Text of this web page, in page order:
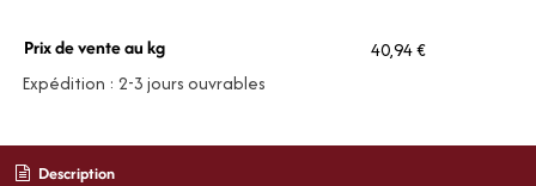
Prix de vente au kg
40,94 €
Expédition : 2-3 jours ouvrables
Description